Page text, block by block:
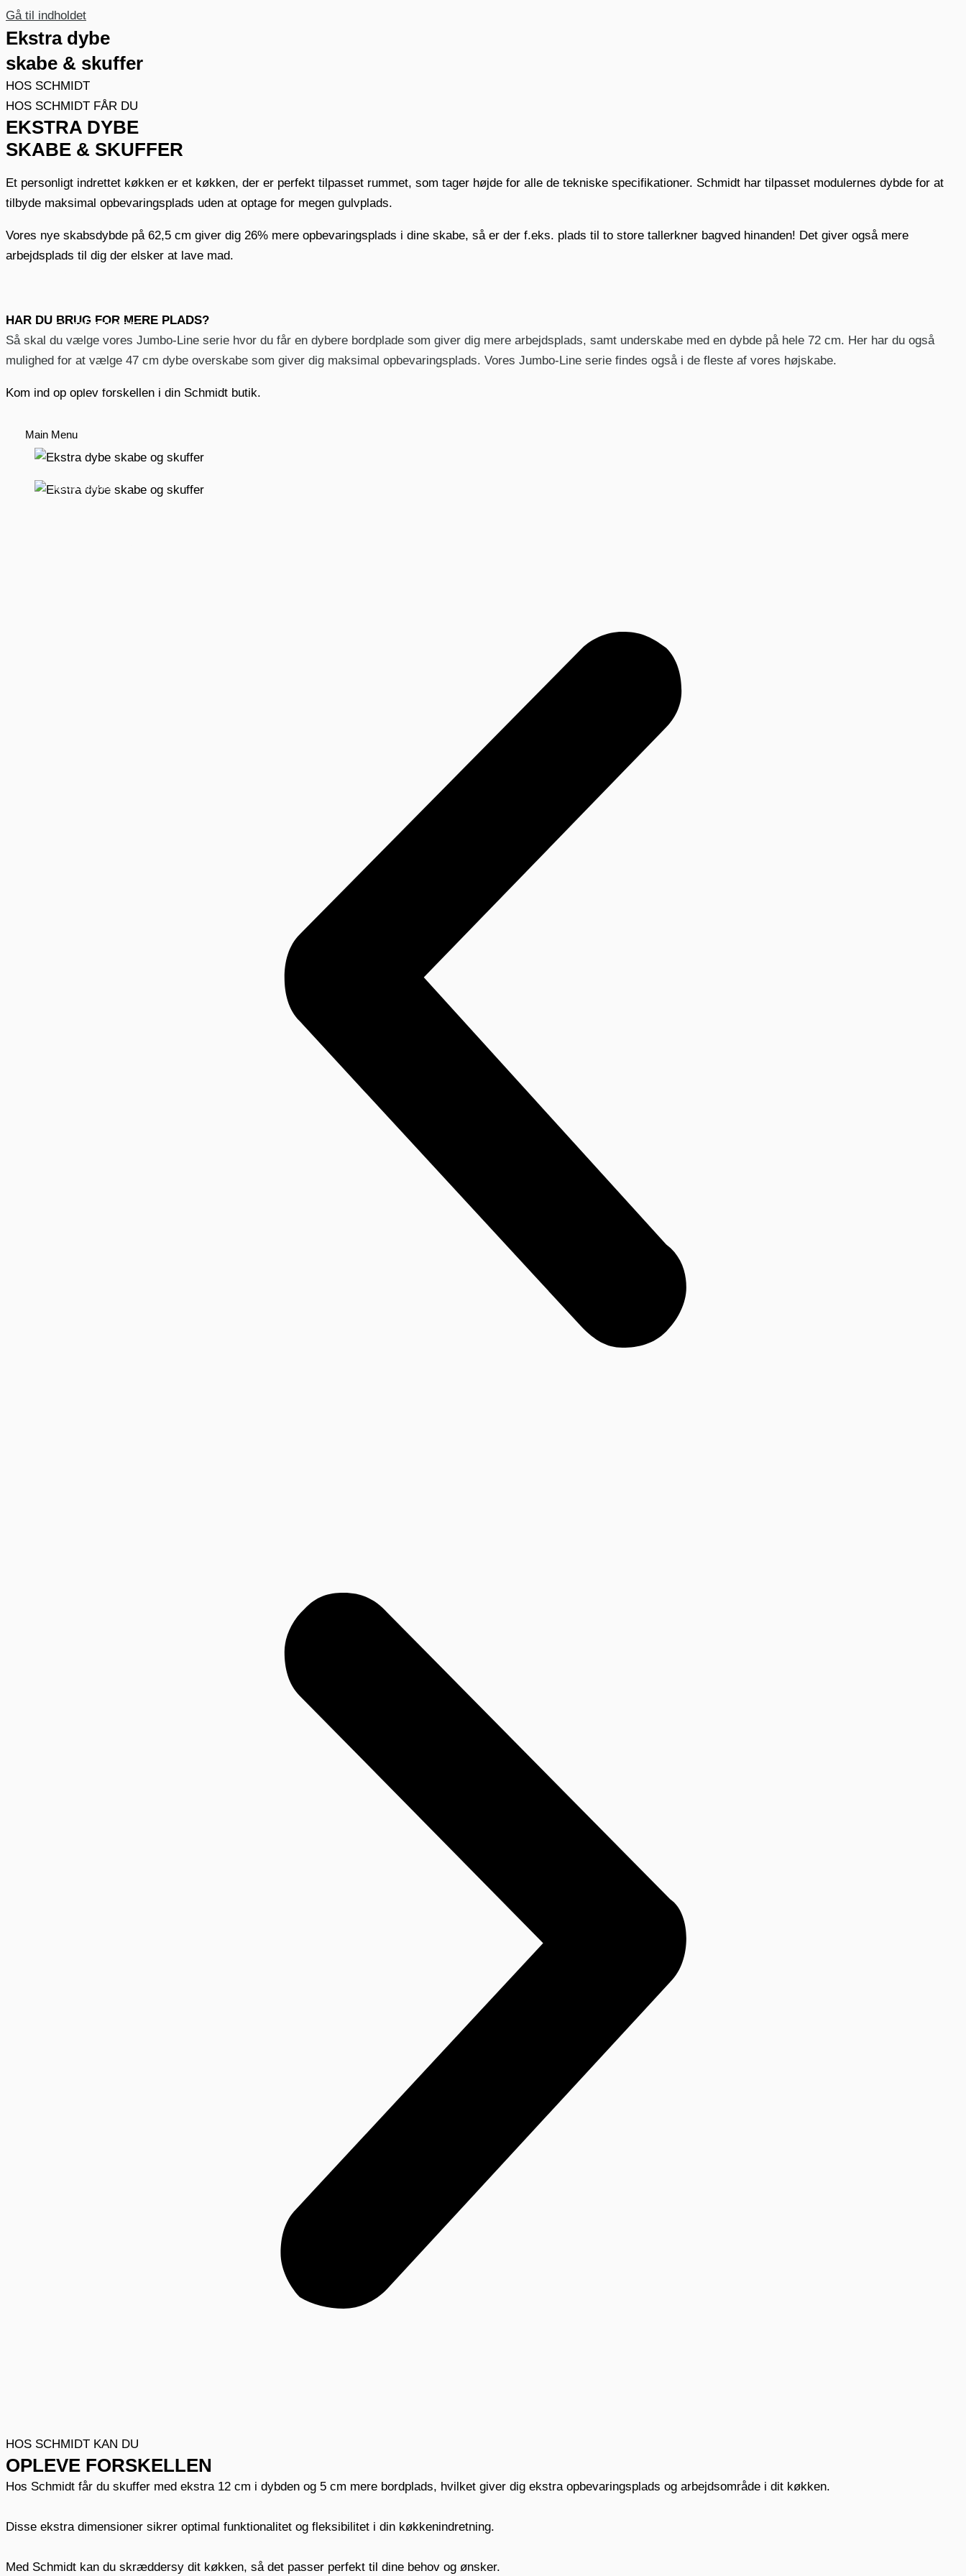
Gå til indholdet
KØKKEN
GARDEROBE
Main Menu
BOOK MØDE
Ekstra dybe
skabe & skuffer
HOS SCHMIDT
HOS SCHMIDT FÅR DU
EKSTRA DYBE
SKABE & SKUFFER
Et personligt indrettet køkken er et køkken, der er perfekt tilpasset rummet, som tager højde for alle de tekniske specifikationer. Schmidt har tilpasset modulernes dybde for at
tilbyde maksimal opbevaringsplads uden at optage for megen gulvplads.
Vores nye skabsdybde på 62,5 cm giver dig 26% mere opbevaringsplads i dine skabe, så er der f.eks. plads til to store tallerkner bagved hinanden! Det giver også mere
arbejdsplads til dig der elsker at lave mad.
HAR DU BRUG FOR MERE PLADS?
Så skal du vælge vores Jumbo-Line serie hvor du får en dybere bordplade som giver dig mere arbejdsplads, samt underskabe med en dybde på hele 72 cm. Her har du også
mulighed for at vælge 47 cm dybe overskabe som giver dig maksimal opbevaringsplads. Vores Jumbo-Line serie findes også i de fleste af vores højskabe.
Kom ind op oplev forskellen i din Schmidt butik.
HOS SCHMIDT KAN DU
OPLEVE FORSKELLEN
Hos Schmidt får du skuffer med ekstra 12 cm i dybden og 5 cm mere bordplads, hvilket giver dig ekstra opbevaringsplads og arbejdsområde i dit køkken.
Disse ekstra dimensioner sikrer optimal funktionalitet og fleksibilitet i din køkkenindretning.
Med Schmidt kan du skræddersy dit køkken, så det passer perfekt til dine behov og ønsker.